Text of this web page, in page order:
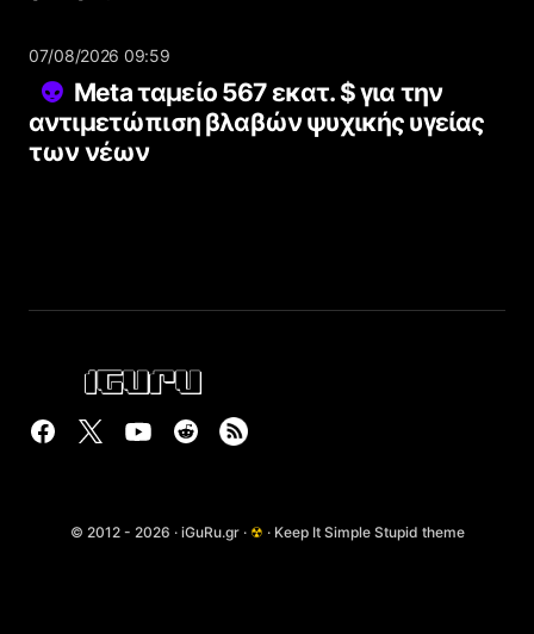
07/08/2026 09:59
Meta ταμείο 567 εκατ. $ για την
αντιμετώπιση βλαβών ψυχικής υγείας
των νέων
© 2012 - 2026 · iGuRu.gr · ☢ · Keep It Simple Stupid theme